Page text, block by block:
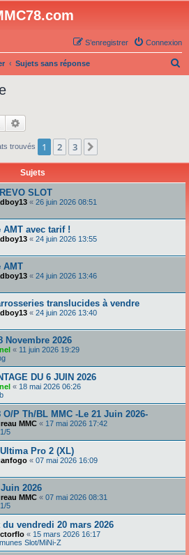
Connexion
S’enregistrer
Sujets sans réponse
c
Rechercher
trouvés 1 2 3
Sujets
SLOT
« 26 juin 2026 08:51
avec tarif !
« 24 juin 2026 13:55
AMT
« 24 juin 2026 13:46
translucides à vendre
« 24 juin 2026 13:40
Novembre 2026
« 11 juin 2026 19:29
DU 6 JUIN 2026
« 18 mai 2026 06:26
P Th/BL MMC -Le 21 Juin 2026-
MMC « 17 mai 2026 17:42
5
Pro 2 (XL)
« 07 mai 2026 16:09
2026
MMC « 07 mai 2026 08:31
5
vendredi 20 mars 2026
« 15 mars 2026 16:17
Slot/MiNi-Z